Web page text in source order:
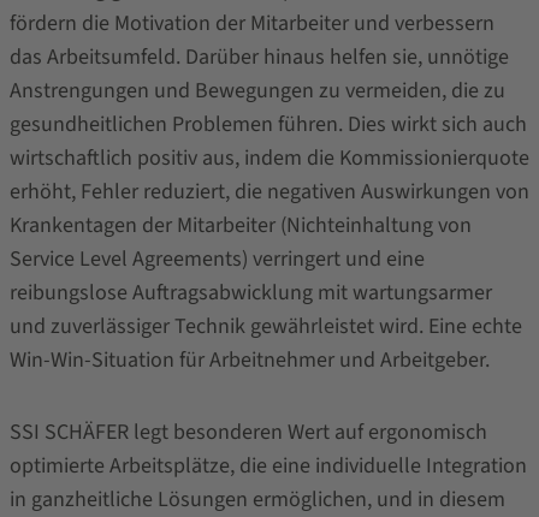
fördern die Motivation der Mitarbeiter und verbessern
das Arbeitsumfeld. Darüber hinaus helfen sie, unnötige
Anstrengungen und Bewegungen zu vermeiden, die zu
gesundheitlichen Problemen führen. Dies wirkt sich auch
wirtschaftlich positiv aus, indem die Kommissionierquote
erhöht, Fehler reduziert, die negativen Auswirkungen von
Krankentagen der Mitarbeiter (Nichteinhaltung von
Service Level Agreements) verringert und eine
reibungslose Auftragsabwicklung mit wartungsarmer
und zuverlässiger Technik gewährleistet wird. Eine echte
Win-Win-Situation für Arbeitnehmer und Arbeitgeber.
SSI SCHÄFER legt besonderen Wert auf ergonomisch
optimierte Arbeitsplätze, die eine individuelle Integration
in ganzheitliche Lösungen ermöglichen, und in diesem